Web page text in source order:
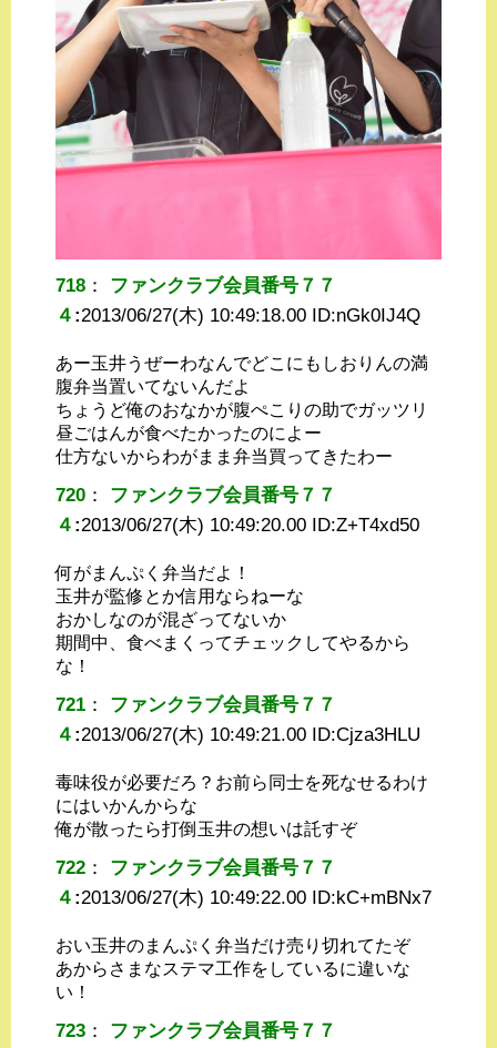
718 ： ファンクラブ会員番号７７
４ :2013/06/27(木) 10:49:18.00 ID:nGk0IJ4Q
あー玉井うぜーわなんでどこにもしおりんの満
腹弁当置いてないんだよ
ちょうど俺のおなかが腹ぺこりの助でガッツリ
昼ごはんが食べたかったのによー
仕方ないからわがまま弁当買ってきたわー
720 ： ファンクラブ会員番号７７
４ :2013/06/27(木) 10:49:20.00 ID:Z+T4xd50
何がまんぷく弁当だよ！
玉井が監修とか信用ならねーな
おかしなのが混ざってないか
期間中、食べまくってチェックしてやるから
な！
721 ： ファンクラブ会員番号７７
４ :2013/06/27(木) 10:49:21.00 ID:Cjza3HLU
毒味役が必要だろ？お前ら同士を死なせるわけ
にはいかんからな
俺が散ったら打倒玉井の想いは託すぞ
722 ： ファンクラブ会員番号７７
４ :2013/06/27(木) 10:49:22.00 ID:kC+mBNx7
おい玉井のまんぷく弁当だけ売り切れてたぞ
あからさまなステマ工作をしているに違いな
い！
723 ： ファンクラブ会員番号７７